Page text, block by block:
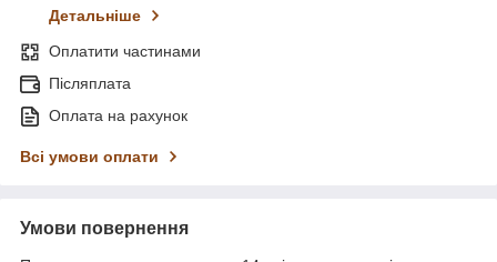
Детальніше
Оплатити частинами
Післяплата
Оплата на рахунок
Всі умови оплати
Умови повернення